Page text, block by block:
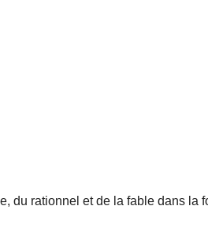
du rationnel et de la fable dans la